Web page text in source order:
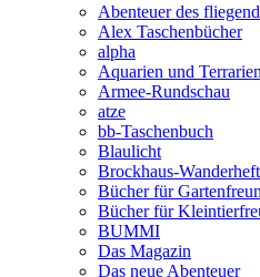
Abenteuer des
Alex Taschenbücher
alpha
Aquarien und Terrarien
Armee-Rundschau
atze
bb-Taschenbuch
Blaulicht
Brockhaus-Wanderheft
Bücher für
Bücher für
BUMMI
Das Magazin
Das neue Abenteuer